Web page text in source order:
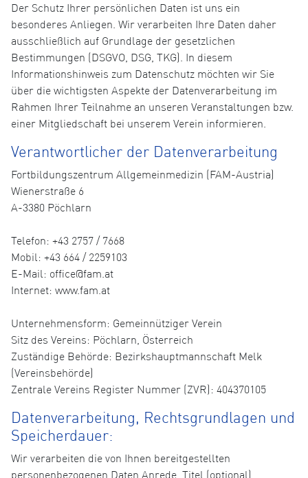
Der Schutz Ihrer persönlichen Daten ist uns ein
besonderes Anliegen. Wir verarbeiten Ihre Daten daher
ausschließlich auf Grundlage der gesetzlichen
Bestimmungen (DSGVO, DSG, TKG). In diesem
Informationshinweis zum Datenschutz möchten wir Sie
über die wichtigsten Aspekte der Datenverarbeitung im
Rahmen Ihrer Teilnahme an unseren Veranstaltungen bzw.
einer Mitgliedschaft bei unserem Verein informieren.
Verantwortlicher der Datenverarbeitung
Fortbildungszentrum Allgemeinmedizin (FAM-Austria)
Wienerstraße 6
A-3380 Pöchlarn
Telefon: +43 2757 / 7668
Mobil: +43 664 / 2259103
E-Mail: office@fam.at
Internet: www.fam.at
Unternehmensform: Gemeinnütziger Verein
Sitz des Vereins: Pöchlarn, Österreich
Zuständige Behörde: Bezirkshauptmannschaft Melk
(Vereinsbehörde)
Zentrale Vereins Register Nummer (ZVR): 404370105
Datenverarbeitung, Rechtsgrundlagen und
Speicherdauer:
Wir verarbeiten die von Ihnen bereitgestellten
personenbezogenen Daten Anrede, Titel (optional),